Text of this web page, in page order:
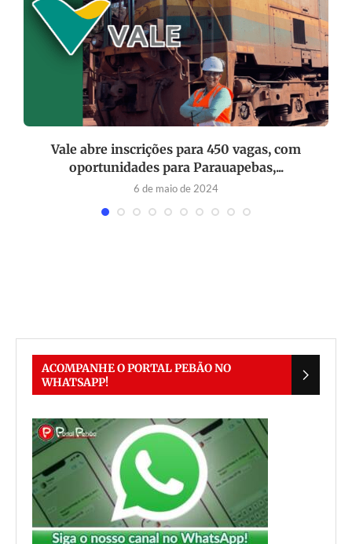
Vale abre inscrições para 450 vagas, com
oportunidades para Parauapebas,...
6 de maio de 2024
ACOMPANHE O PORTAL PEBÃO NO
WHATSAPP!